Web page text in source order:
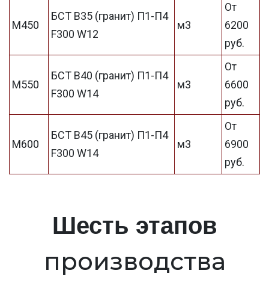
М450
БСТ В35 (гранит) П1-П4
F300 W12
м3
От
6200
руб.
М550
БСТ В40 (гранит) П1-П4
F300 W14
м3
От
6600
руб.
М600
БСТ В45 (гранит) П1-П4
F300 W14
м3
От
6900
руб.
Шесть этапов
производства